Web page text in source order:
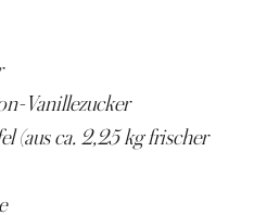
Vanillezucker
(aus ca. 2,25 kg frischer